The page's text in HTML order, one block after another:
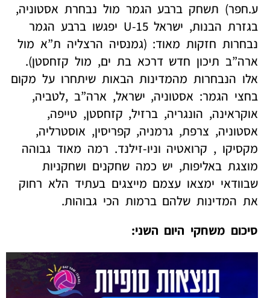
ע.חפר) תשחק ברבע הגמר מול נבחרת אסטוניה,
בגזרת הבנות, ישראל U-15 יפגשו ברבע הגמר
נבחרות חזקות מאוד: (גמנסיה הרצליה ת”א מול
ארה”ב תיכון חדש דרכא בת ים, מול קזחסטן).
אלו הנבחרות מהמדינות הבאות שיתחרו על מקום
בחצי הגמר: אסטוניה, ישראל, ארה”ב ,לטביה,
אוקראינה, הונגריה, ברזיל, קזחסטן, טייפה,
אסטוניה, צרפת, גרמניה, קפריסין, אוסטרליה,
מקסיקו , קרואטיה וניו-זילנד. רמה מאוד גבוהה
מוצגת באליפות, יש כמה שחקנים ושחקניות
שבוודאי ימצאו עצמם מייצגים בעתיד הלא רחוק
את המדינות שלהם ברמות הכי גבוהות.
סיכום משחקי היום השני: